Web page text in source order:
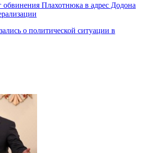
обвинения Плахотнюка в адрес Додона
о политической ситуации в